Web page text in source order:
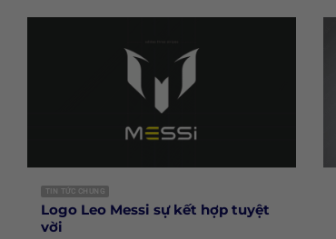
TIN TỨC CHUNG
Logo Leo Messi sự kết hợp tuyệt
vời